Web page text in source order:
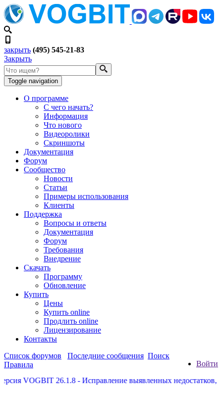
закрыть (495) 545-21-83
Закрыть
Toggle navigation
О программе
С чего начать?
Информация
Что нового
Видеоролики
Скриншоты
Документация
Форум
Сообщество
Новости
Статьи
Примеры использования
Клиенты
Поддержка
Вопросы и ответы
Документация
Форум
Требования
Внедрение
Скачать
Программу
Обновление
Купить
Цены
Купить online
Продлить online
Лицензирование
Контакты
Войти
Список форумов Последние сообщения Поиск
Правила
VOGBIT 26.1.8 - Исправление выявленных недостатков,